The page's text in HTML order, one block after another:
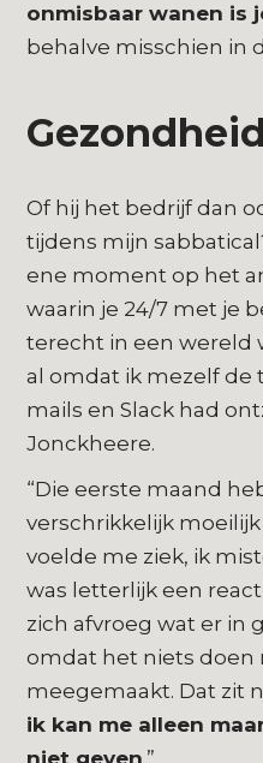
onmisbaar wanen is
behalve misschien in
Of hij het bedrijf dan
tijdens mijn
ene moment op het
waarin je 24/7 met je
terecht in een wereld
al omdat ik mezelf de
mails en Slack had
Jonckheere.
“Die eerste maand
verschrikkelijk
voelde me ziek, ik
was letterlijk een
zich afvroeg wat er in
omdat het niets doen
meegemaakt. Dat zit
ik kan me alleen